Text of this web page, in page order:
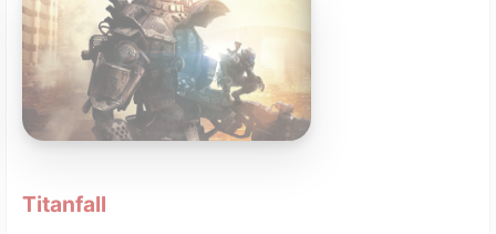
Titanfall